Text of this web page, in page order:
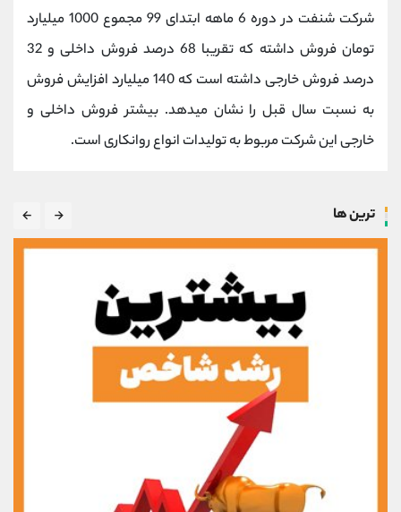
شرکت شنفت در دوره 6 ماهه ابتدای 99 مجموع 1000 میلیارد
تومان فروش داشته که تقریبا 68 درصد فروش داخلی و 32
درصد فروش خارجی داشته است که 140 میلیارد افزایش فروش
به نسبت سال قبل را نشان میدهد. بیشتر فروش داخلی و
خارجی این شرکت مربوط به تولیدات انواع روانکاری است.
ترین ها